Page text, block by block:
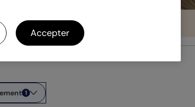
Remerciements mariage
1
Accepter